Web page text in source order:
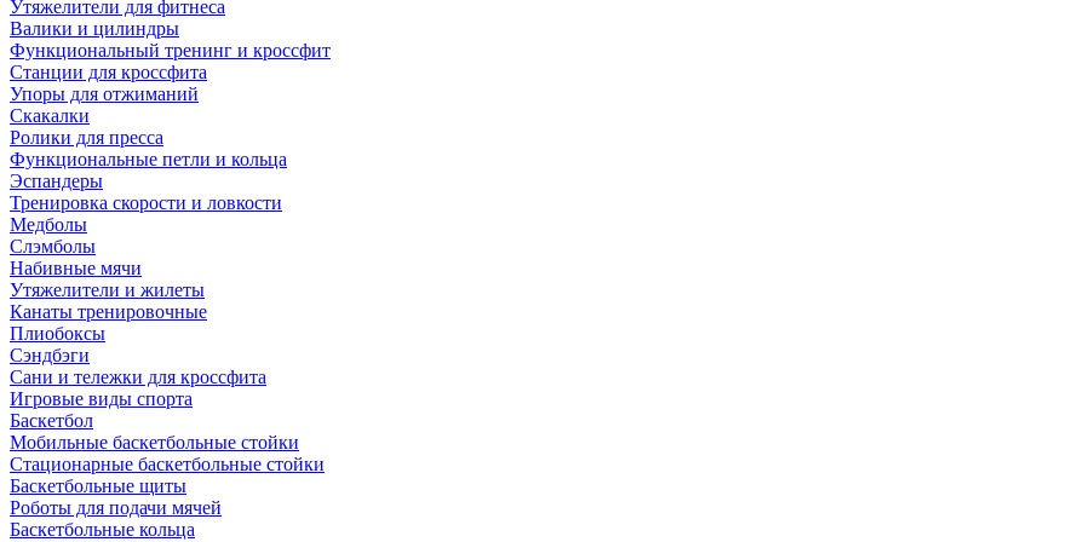
Утяжелители для фитнеса
Валики и цилиндры
Функциональный тренинг и кроссфит
Станции для кроссфита
Упоры для отжиманий
Скакалки
Ролики для пресса
Функциональные петли и кольца
Эспандеры
Тренировка скорости и ловкости
Медболы
Слэмболы
Набивные мячи
Утяжелители и жилеты
Канаты тренировочные
Плиобоксы
Сэндбэги
Сани и тележки для кроссфита
Игровые виды спорта
Баскетбол
Мобильные баскетбольные стойки
Стационарные баскетбольные стойки
Баскетбольные щиты
Роботы для подачи мячей
Баскетбольные кольца